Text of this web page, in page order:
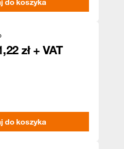
do koszyka
zł + VAT
do koszyka